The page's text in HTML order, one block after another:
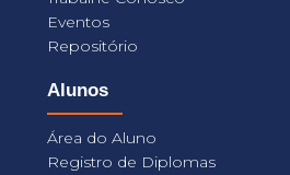
Eventos
Repositório
Alunos
Área do Aluno
Registro de Diplomas